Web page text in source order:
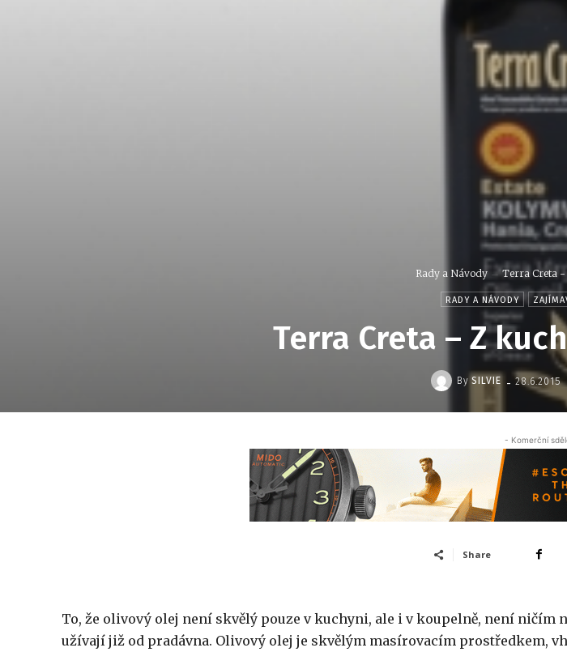
Rady a Návody Terra Creta -
RADY A NÁVODY
Terra Creta – Z
By SILVIE - 28.6.2015
- Komerční
Share
To, že olivový olej není skvělý pouze v kuchyni, ale i v koupelně, není ničím
užívají již od pradávna. Olivový olej je skvělým masírovacím prostředkem,